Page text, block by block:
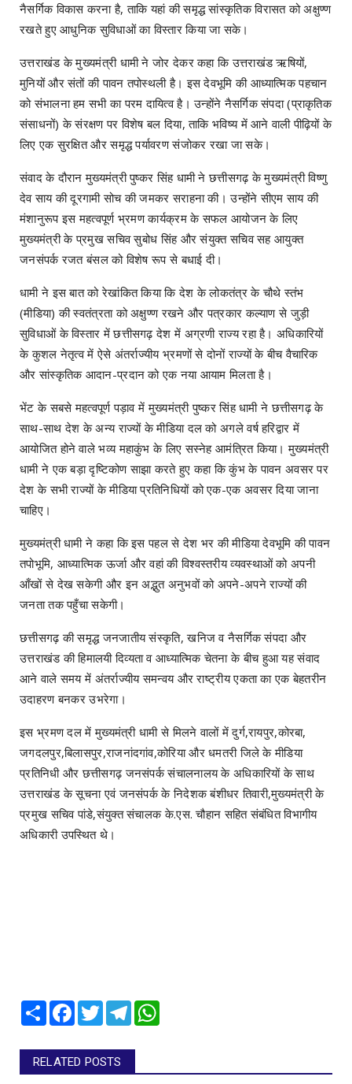
नैसर्गिक विकास करना है, ताकि यहां की समृद्ध सांस्कृतिक विरासत को अक्षुण्ण
रखते हुए आधुनिक सुविधाओं का विस्तार किया जा सके।
उत्तराखंड के ​मुख्यमंत्री धामी ने जोर देकर कहा कि उत्तराखंड ऋषियों,
मुनियों और संतों की पावन तपोस्थली है। इस देवभूमि की आध्यात्मिक पहचान
को संभालना हम सभी का परम दायित्व है। उन्होंने नैसर्गिक संपदा (प्राकृतिक
संसाधनों) के संरक्षण पर विशेष बल दिया, ताकि भविष्य में आने वाली पीढ़ियों के
लिए एक सुरक्षित और समृद्ध पर्यावरण संजोकर रखा जा सके।
​संवाद के दौरान मुख्यमंत्री पुष्कर सिंह धामी ने छत्तीसगढ़ के मुख्यमंत्री विष्णु
देव साय की दूरगामी सोच की जमकर सराहना की। उन्होंने सीएम साय की
मंशानुरूप इस महत्वपूर्ण भ्रमण कार्यक्रम के सफल आयोजन के लिए
मुख्यमंत्री के प्रमुख सचिव सुबोध सिंह और संयुक्त सचिव सह आयुक्त
जनसंपर्क रजत बंसल को विशेष रूप से बधाई दी।
धामी ने इस बात को रेखांकित किया कि देश के लोकतंत्र के चौथे स्तंभ
(मीडिया) की स्वतंत्रता को अक्षुण्ण रखने और पत्रकार कल्याण से जुड़ी
सुविधाओं के विस्तार में छत्तीसगढ़ देश में अग्रणी राज्य रहा है। अधिकारियों
के कुशल नेतृत्व में ऐसे अंतर्राज्यीय भ्रमणों से दोनों राज्यों के बीच वैचारिक
और सांस्कृतिक आदान-प्रदान को एक नया आयाम मिलता है।
​भेंट के सबसे महत्वपूर्ण पड़ाव में मुख्यमंत्री पुष्कर सिंह धामी ने छत्तीसगढ़ के
साथ-साथ देश के अन्य राज्यों के मीडिया दल को अगले वर्ष हरिद्वार में
आयोजित होने वाले भव्य महाकुंभ के लिए सस्नेह आमंत्रित किया। मुख्यमंत्री
धामी ने एक बड़ा दृष्टिकोण साझा करते हुए कहा कि कुंभ के पावन अवसर पर
देश के सभी राज्यों के मीडिया प्रतिनिधियों को एक-एक अवसर दिया जाना
चाहिए।
मुख्यमंत्री धामी ने कहा कि इस पहल से देश भर की मीडिया देवभूमि की पावन
तपोभूमि, आध्यात्मिक ऊर्जा और वहां की विश्वस्तरीय व्यवस्थाओं को अपनी
आँखों से देख सकेगी और इन अद्भुत अनुभवों को अपने-अपने राज्यों की
जनता तक पहुँचा सकेगी।
छत्तीसगढ़ की समृद्ध जनजातीय संस्कृति, खनिज व नैसर्गिक संपदा और
उत्तराखंड की हिमालयी दिव्यता व आध्यात्मिक चेतना के बीच हुआ यह संवाद
आने वाले समय में अंतर्राज्यीय समन्वय और राष्ट्रीय एकता का एक बेहतरीन
उदाहरण बनकर उभरेगा।
इस भ्रमण दल में मुख्यमंत्री धामी से मिलने वालों में दुर्ग,​रायपुर,​कोरबा,​
जगदलपुर,​बिलासपुर,​राजनांदगांव,​कोरिया और ​धमतरी जिले के मीडिया
प्रतिनिधी और छत्तीसगढ़ जनसंपर्क संचालनालय के अधिकारियों के साथ
उत्तराखंड के सूचना एवं जनसंपर्क के निदेशक बंशीधर तिवारी,मुख्यमंत्री के
प्रमुख सचिव पांडे,संयुक्त संचालक के.एस. चौहान सहित संबंधित विभागीय
अधिकारी उपस्थित थे।
Share Facebook
TwitterTelegram
RELATED POSTS